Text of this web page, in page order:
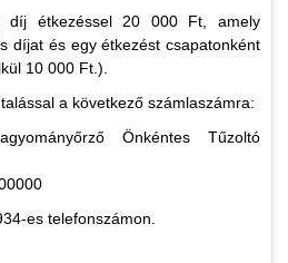
díj étkezéssel 20 000 Ft, amely
díjat és egy étkezést csapatonként
10 000 Ft.).
a következő számlaszámra:
Önkéntes Tűzoltó
es telefonszámon.